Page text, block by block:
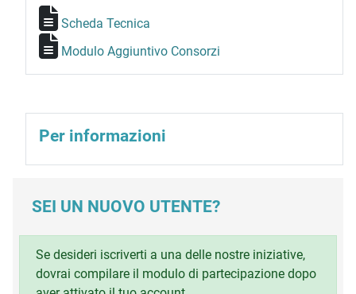
Scheda Tecnica
Modulo Aggiuntivo Consorzi
Per informazioni
SEI UN NUOVO UTENTE?
Se desideri iscriverti a una delle nostre iniziative,
dovrai compilare il modulo di partecipazione dopo